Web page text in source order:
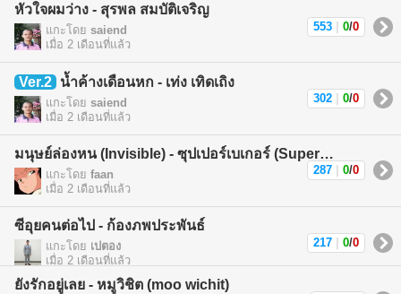
หัวใจผมว่าง - สุรพล สมบัติเจริญ
แกะโดย saiend
เมื่อ 2 เดือนที่แล้ว
553 0/0
Ver.2 น้ำค้างเดือนหก - เท่ง เทิดเถิง
แกะโดย saiend
เมื่อ 2 เดือนที่แล้ว
302 0/0
มนุษย์ล่องหน (Invisible) - ซุปเปอร์เบเกอร์ (Superbaker)
แกะโดย faan
เมื่อ 2 เดือนที่แล้ว
287 0/0
ซีอุยคนต่อไป - ก้องภพประพันธ์
แกะโดย เปตอง
เมื่อ 2 เดือนที่แล้ว
217 0/0
ยังรักอยู่เลย - หมูวิชิต (moo wichit)